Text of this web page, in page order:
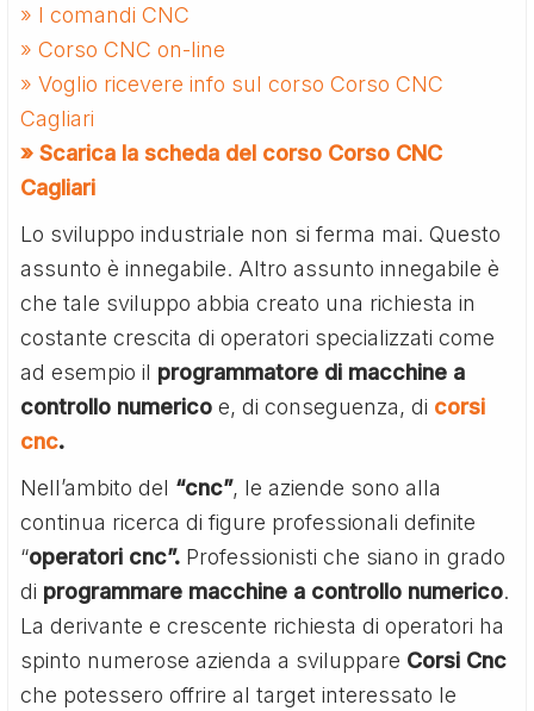
» I comandi CNC
» Corso CNC on-line
» Voglio ricevere info sul corso Corso CNC
Cagliari
» Scarica la scheda del corso Corso CNC
Cagliari
Lo sviluppo industriale non si ferma mai. Questo
assunto è innegabile. Altro assunto innegabile è
che tale sviluppo abbia creato una richiesta in
costante crescita di operatori specializzati come
ad esempio il programmatore di macchine a
controllo numerico e, di conseguenza, di corsi
cnc.
Nell’ambito del “cnc”, le aziende sono alla
continua ricerca di figure professionali definite
“operatori cnc”. Professionisti che siano in grado
di programmare macchine a controllo numerico.
La derivante e crescente richiesta di operatori ha
spinto numerose azienda a sviluppare Corsi Cnc
che potessero offrire al target interessato le